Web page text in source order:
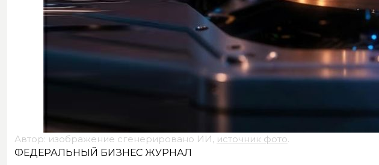
Автор: изображение сгенерировано ИИ, источник фото.
ФЕДЕРАЛЬНЫЙ БИЗНЕС ЖУРНАЛ